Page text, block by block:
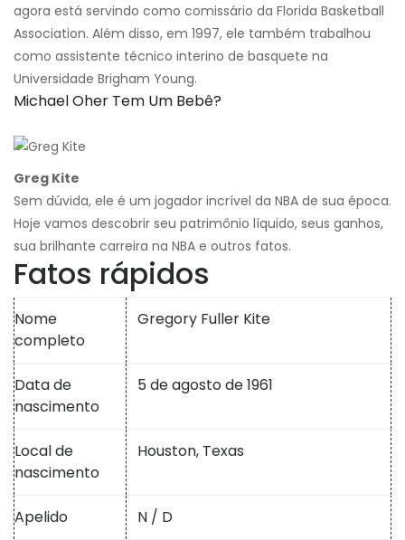
agora está servindo como comissário da Florida Basketball
Association. Além disso, em 1997, ele também trabalhou
como assistente técnico interino de basquete na
Universidade Brigham Young.
Michael Oher Tem Um Bebê?
Greg Kite
Sem dúvida, ele é um jogador incrível da NBA de sua época.
Hoje vamos descobrir seu patrimônio líquido, seus ganhos,
sua brilhante carreira na NBA e outros fatos.
Fatos rápidos
Nome
completo
Gregory Fuller Kite
Data de
nascimento
5 de agosto de 1961
Local de
nascimento
Houston, Texas
Apelido N / D